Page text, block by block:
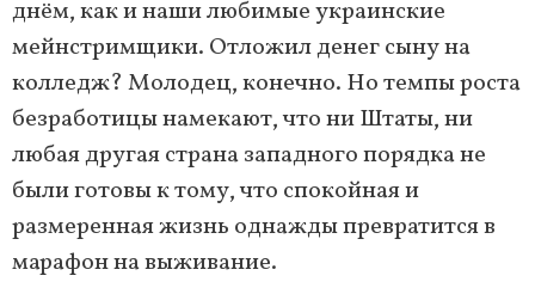
днём, как и наши любимые украинские
мейнстримщики. Отложил денег сыну на
колледж? Молодец, конечно. Но темпы роста
безработицы намекают, что ни Штаты, ни
любая другая страна западного порядка не
были готовы к тому, что спокойная и
размеренная жизнь однажды превратится в
марафон на выживание.